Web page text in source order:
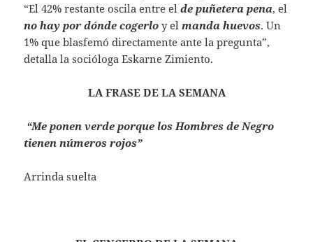
“El 42% restante oscila entre elde puñetera pena, el
no hay por dónde cogerlo y elmanda huevos. Un
1% que blasfemó directamente ante la pregunta”,
detalla la socióloga Eskarne Zimiento.
LA FRASE DE LA SEMANA
“Me ponen verde porque los Hombres de Negro
tienen números rojos”
Arrinda suelta